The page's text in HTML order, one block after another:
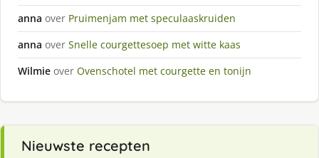
anna over Pruimenjam met speculaaskruiden
anna over Snelle courgettesoep met witte kaas
Wilmie over Ovenschotel met courgette en tonijn
Nieuwste recepten